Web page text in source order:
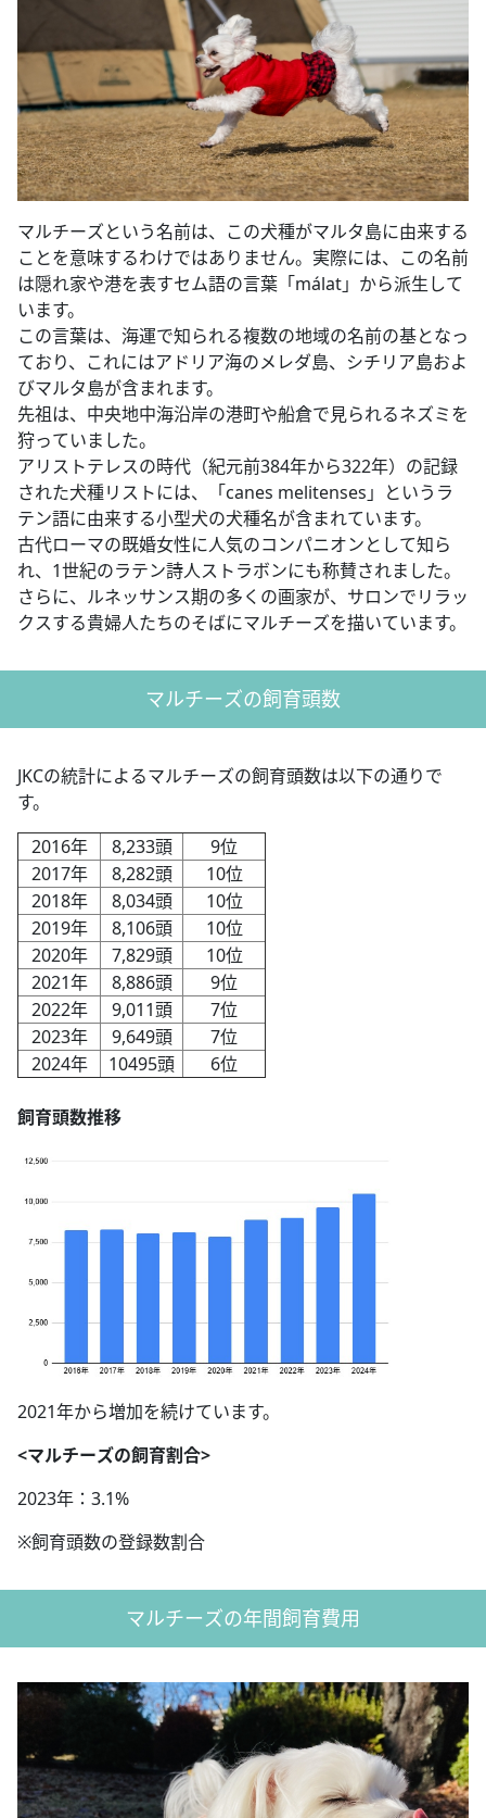
マルチーズという名前は、この犬種がマルタ島に由来する
ことを意味するわけではありません。実際には、この名前
は隠れ家や港を表すセム語の言葉「málat」から派生して
います。
この言葉は、海運で知られる複数の地域の名前の基となっ
ており、これにはアドリア海のメレダ島、シチリア島およ
びマルタ島が含まれます。
先祖は、中央地中海沿岸の港町や船倉で見られるネズミを
狩っていました。
アリストテレスの時代（紀元前384年から322年）の記録
された犬種リストには、「canes melitenses」というラ
テン語に由来する小型犬の犬種名が含まれています。
古代ローマの既婚女性に人気のコンパニオンとして知ら
れ、1世紀のラテン詩人ストラボンにも称賛されました。
さらに、ルネッサンス期の多くの画家が、サロンでリラッ
クスする貴婦人たちのそばにマルチーズを描いています。
マルチーズの飼育頭数
JKCの統計によるマルチーズの飼育頭数は以下の通りで
す。
2016年
8,233頭
9位
2017年
8,282頭
10位
2018年
8,034頭
10位
2019年
8,106頭
10位
2020年
7,829頭
10位
2021年
8,886頭
9位
2022年
9,011頭
7位
2023年
9,649頭
7位
2024年
10495頭 6位
飼育頭数推移
2021年から増加を続けています。
<マルチーズの飼育割合>
2023年：3.1%
※飼育頭数の登録数割合
マルチーズの年間飼育費用